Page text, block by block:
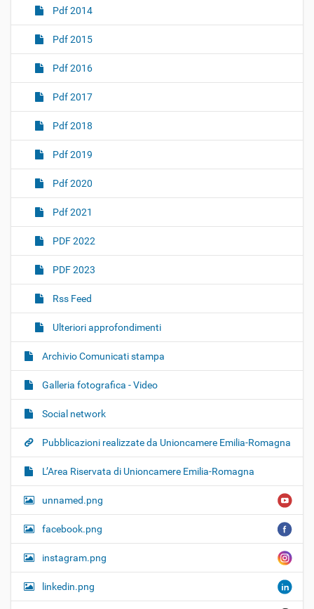
Pdf 2014
Pdf 2015
Pdf 2016
Pdf 2017
Pdf 2018
Pdf 2019
Pdf 2020
Pdf 2021
PDF 2022
PDF 2023
Rss Feed
Ulteriori approfondimenti
Archivio Comunicati stampa
Galleria fotografica - Video
Social network
Pubblicazioni realizzate da Unioncamere Emilia-Romagna
L’Area Riservata di Unioncamere Emilia-Romagna
unnamed.png
facebook.png
instagram.png
linkedin.png